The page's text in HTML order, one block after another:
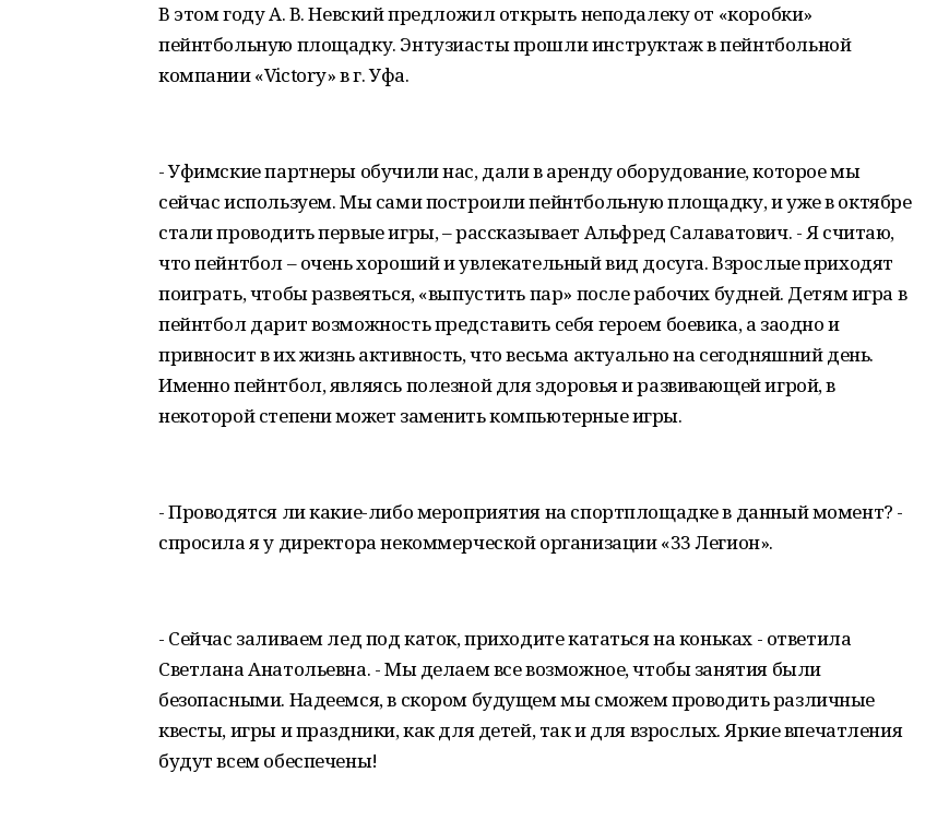
В этом году А. В. Невский предложил открыть неподалеку от «коробки»
пейнтбольную площадку. Энтузиасты прошли инструктаж в пейнтбольной
компании «Victory» в г. Уфа.
- Уфимские партнеры обучили нас, дали в аренду оборудование, которое мы
сейчас используем. Мы сами построили пейнтбольную площадку, и уже в октябре
стали проводить первые игры, – рассказывает Альфред Салаватович. - Я считаю,
что пейнтбол – очень хороший и увлекательный вид досуга. Взрослые приходят
поиграть, чтобы развеяться, «выпустить пар» после рабочих будней. Детям игра в
пейнтбол дарит возможность представить себя героем боевика, а заодно и
привносит в их жизнь активность, что весьма актуально на сегодняшний день.
Именно пейнтбол, являясь полезной для здоровья и развивающей игрой, в
некоторой степени может заменить компьютерные игры.
- Проводятся ли какие-либо мероприятия на спортплощадке в данный момент? -
спросила я у директора некоммерческой организации «33 Легион».
- Сейчас заливаем лед под каток, приходите кататься на коньках - ответила
Светлана Анатольевна. - Мы делаем все возможное, чтобы занятия были
безопасными. Надеемся, в скором будущем мы сможем проводить различные
квесты, игры и праздники, как для детей, так и для взрослых. Яркие впечатления
будут всем обеспечены!